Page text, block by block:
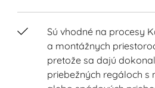
Sú vhodné na procesy
a montážnych
pretože sa dajú
priebežných regáloch s